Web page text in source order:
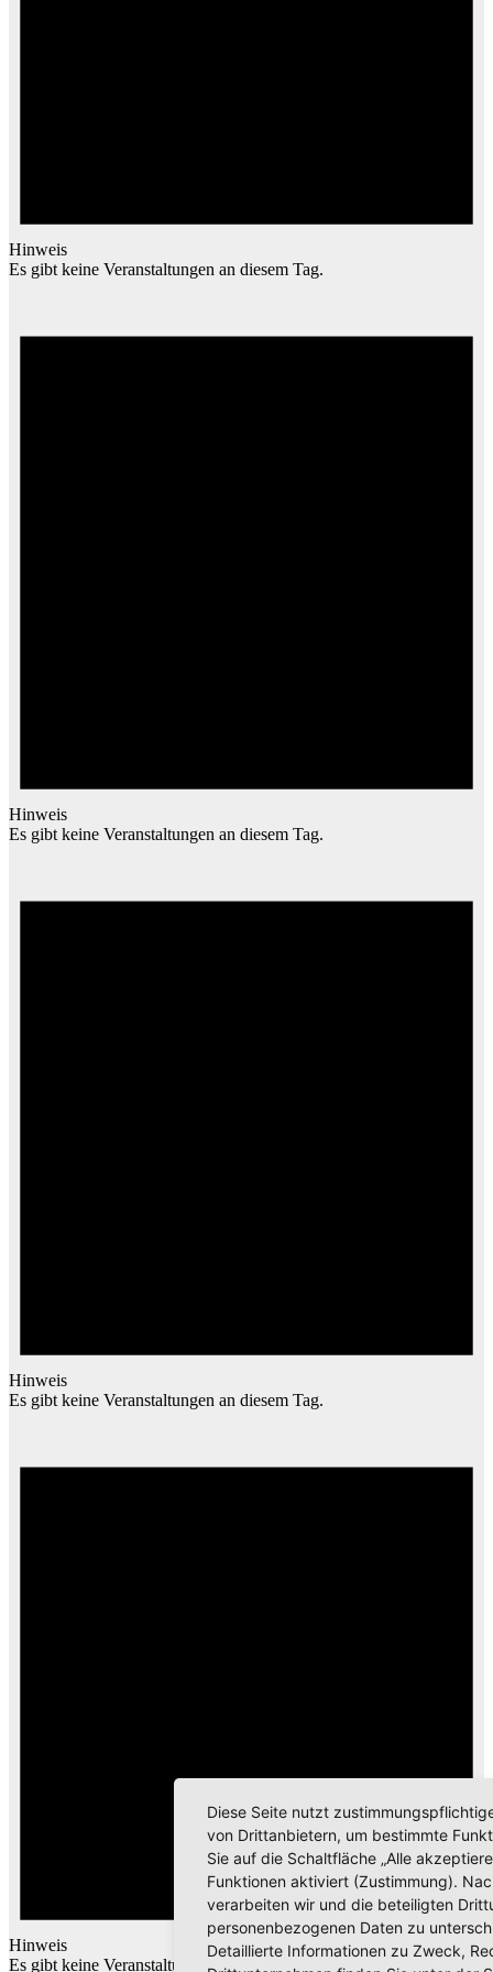
Hinweis
Es gibt keine Veranstaltungen an diesem Tag.
Hinweis
Es gibt keine Veranstaltungen an diesem Tag.
Hinweis
Es gibt keine Veranstaltungen an diesem Tag.
Hinweis
Es gibt keine Veranstaltungen an diesem Tag.
Diese Seite nutzt
von Drittanbietern, um bestimmte
Sie auf die Schaltfläche „Alle
Funktionen aktiviert (Zustimmung).
verarbeiten wir und die beteiligten
personenbezogenen Daten zu
Detaillierte Informationen zu Zweck,